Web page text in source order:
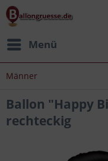
Menü
Männer
Ballon "Happy
rechteckig